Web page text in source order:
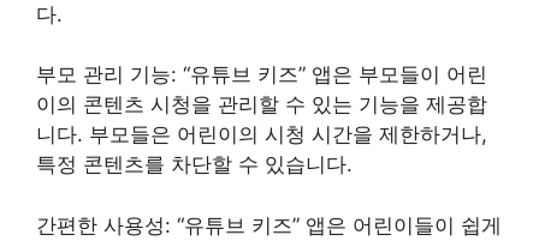
다.
부모 관리 기능: “유튜브 키즈” 앱은 부모들이 어린
이의 콘텐츠 시청을 관리할 수 있는 기능을 제공합
니다. 부모들은 어린이의 시청 시간을 제한하거나,
특정 콘텐츠를 차단할 수 있습니다.
간편한 사용성: “유튜브 키즈” 앱은 어린이들이 쉽게